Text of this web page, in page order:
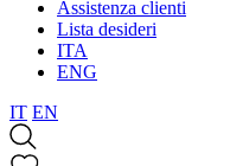
Assistenza clienti
Lista desideri
ITA
ENG
IT EN